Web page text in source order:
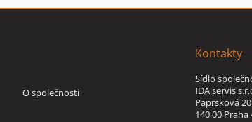
O společnosti
Kontakty
Sídlo
IDA servis
Paprsková 20
140 00 Praha